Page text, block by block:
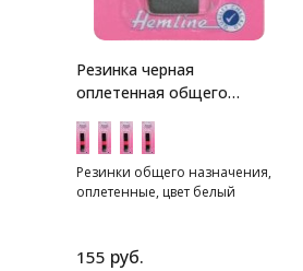
Резинка черная
оплетенная общего
Резинки общего назначения,
оплетенные, цвет белый
155 руб.